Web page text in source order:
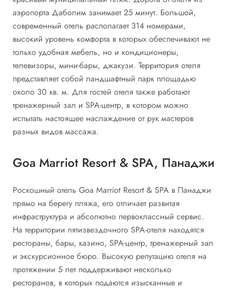
аэропорта Даболим занимает 25 минут. Большой,
современный отель располагает 314 номерами,
высокий уровень комфорта в которых обеспечивают не
только удобная мебель, но и кондиционеры,
телевизоры, мини-бары, джакузи. Территория отеля
представляет собой ландшафтный парк площадью
около 30 кв. м. Для гостей отеля также работают
тренажерный зал и SPA-центр, в котором можно
испытать настоящее наслаждение от рук мастеров
разных видов массажа.
Goa Marriot Resort & SPA, Панаджи
Роскошный отель Goa Marriot Resort & SPA в Панаджи
прямо на берегу пляжа, его отличает развитая
инфраструктура и абсолютно первоклассный сервис.
На территории пятизвездочного SPA-отеля находятся
рестораны, бары, казино, SPA-центр, тренажерный зал
и экскурсионное бюро. Высокую репутацию отеля на
протяжении 5 лет поддерживают несколько
ресторанов, в которых подаются изысканные и